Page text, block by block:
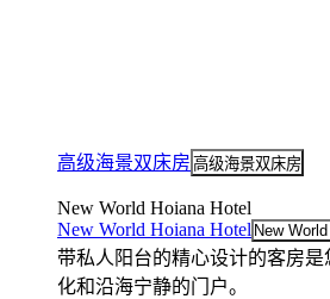
高级海景双床房 高级海景双床房
New World Hoiana Hotel
New World Hoiana Hotel New
带私人阳台的精心设计的客房
化和沿海宁静的门户。